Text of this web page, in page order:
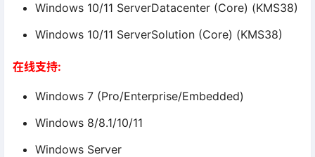
Windows 10/11 ServerDatacenter (Core) (KMS38)
Windows 10/11 ServerSolution (Core) (KMS38)
在线支持:
Windows 7 (Pro/Enterprise/Embedded)
Windows 8/8.1/10/11
Windows Server